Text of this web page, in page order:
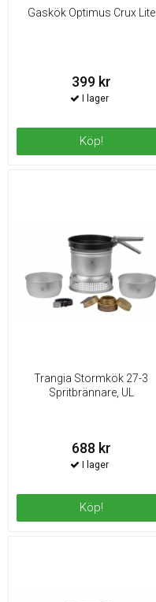
Gaskök Optimus Crux Lite
399 kr
Köp!
Trangia Stormkök 27-3
Spritbrännare, UL
688 kr
Köp!